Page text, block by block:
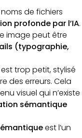
de fichiers
profonde par l’IA.
image peut être
(typographie,
trop petit, stylisé
des erreurs. Cela
visuel qui n’existe
sémantique
est l’un